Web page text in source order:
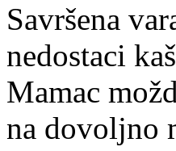
Savršena
nedostaci
Mamac
na dovoljno